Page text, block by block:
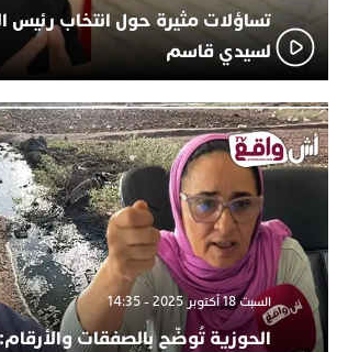
تساؤلات مثيرة حول انتخاب رئيس
لسيدي قاسم
السبت 18 أكتوبر 2025 - 14:35
الحوزية تُوضّح بالصفقات والأرقام: